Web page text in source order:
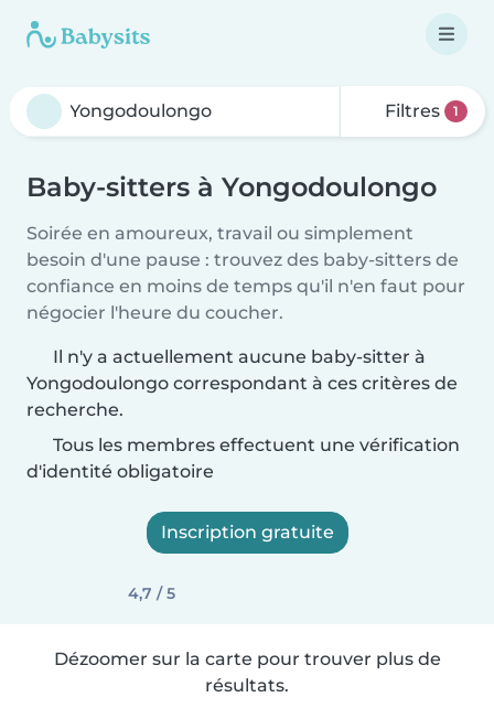
Filtres 1
Baby-sitters à Yongodoulongo
Soirée en amoureux, travail ou simplement
besoin d'une pause : trouvez des baby-sitters de
confiance en moins de temps qu'il n'en faut pour
négocier l'heure du coucher.
Il n'y a actuellement aucune baby-sitter à
Yongodoulongo correspondant à ces critères de
recherche.
Tous les membres effectuent une vérification
d'identité obligatoire
Inscription gratuite
4,7 / 5
Dézoomer sur la carte pour trouver plus de
résultats.